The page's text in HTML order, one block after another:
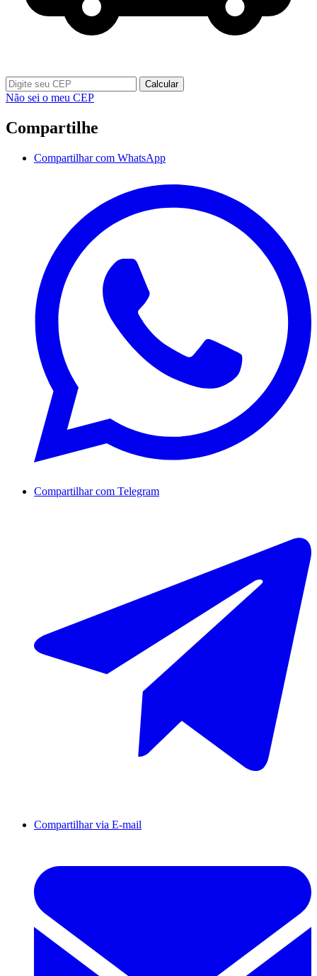
Calcular
Não sei o meu CEP
Compartilhe
Compartilhar com WhatsApp
Compartilhar com Telegram
Compartilhar via E-mail